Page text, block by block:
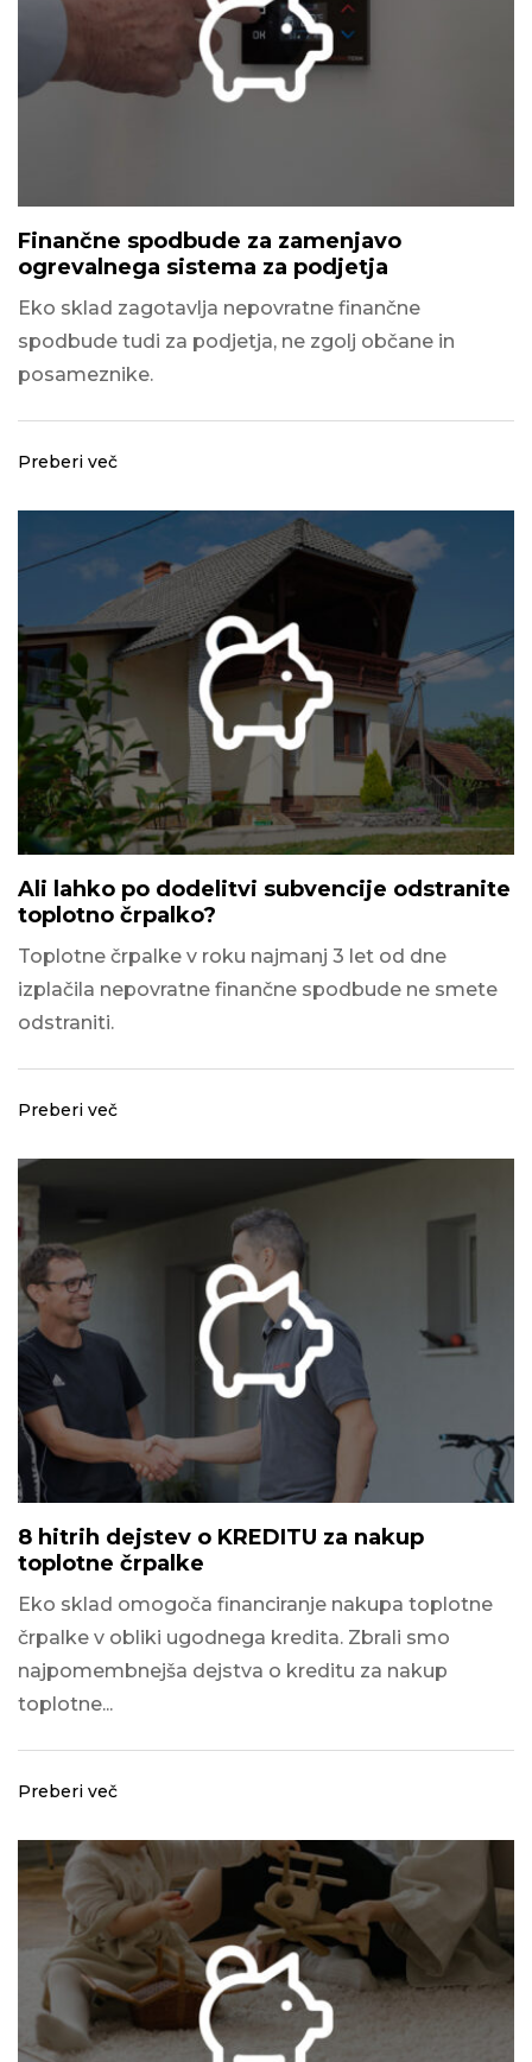
Finančne spodbude za zamenjavo
ogrevalnega sistema za podjetja
Eko sklad zagotavlja nepovratne finančne
spodbude tudi za podjetja, ne zgolj občane in
posameznike.
Preberi več
Ali lahko po dodelitvi subvencije odstranite
toplotno črpalko?
Toplotne črpalke v roku najmanj 3 let od dne
izplačila nepovratne finančne spodbude ne smete
odstraniti.
Preberi več
8 hitrih dejstev o KREDITU za nakup
toplotne črpalke
Eko sklad omogoča financiranje nakupa toplotne
črpalke v obliki ugodnega kredita. Zbrali smo
najpomembnejša dejstva o kreditu za nakup
toplotne...
Preberi več